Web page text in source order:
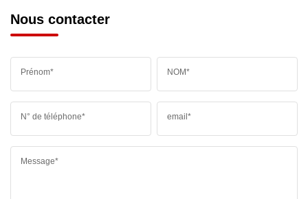
Nous contacter
Prénom* NOM*
N° de téléphone* email*
Message*